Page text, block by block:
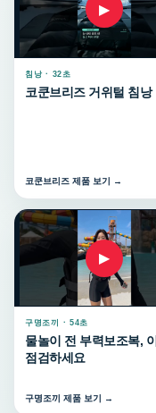
▶
침낭 · 32초
코쿤브리즈 거위털 침낭
코쿤브리즈 제품 보기 →
▶
구명조끼 · 54초
물놀이 전 부력보조복,
점검하세요
구명조끼 제품 보기 →